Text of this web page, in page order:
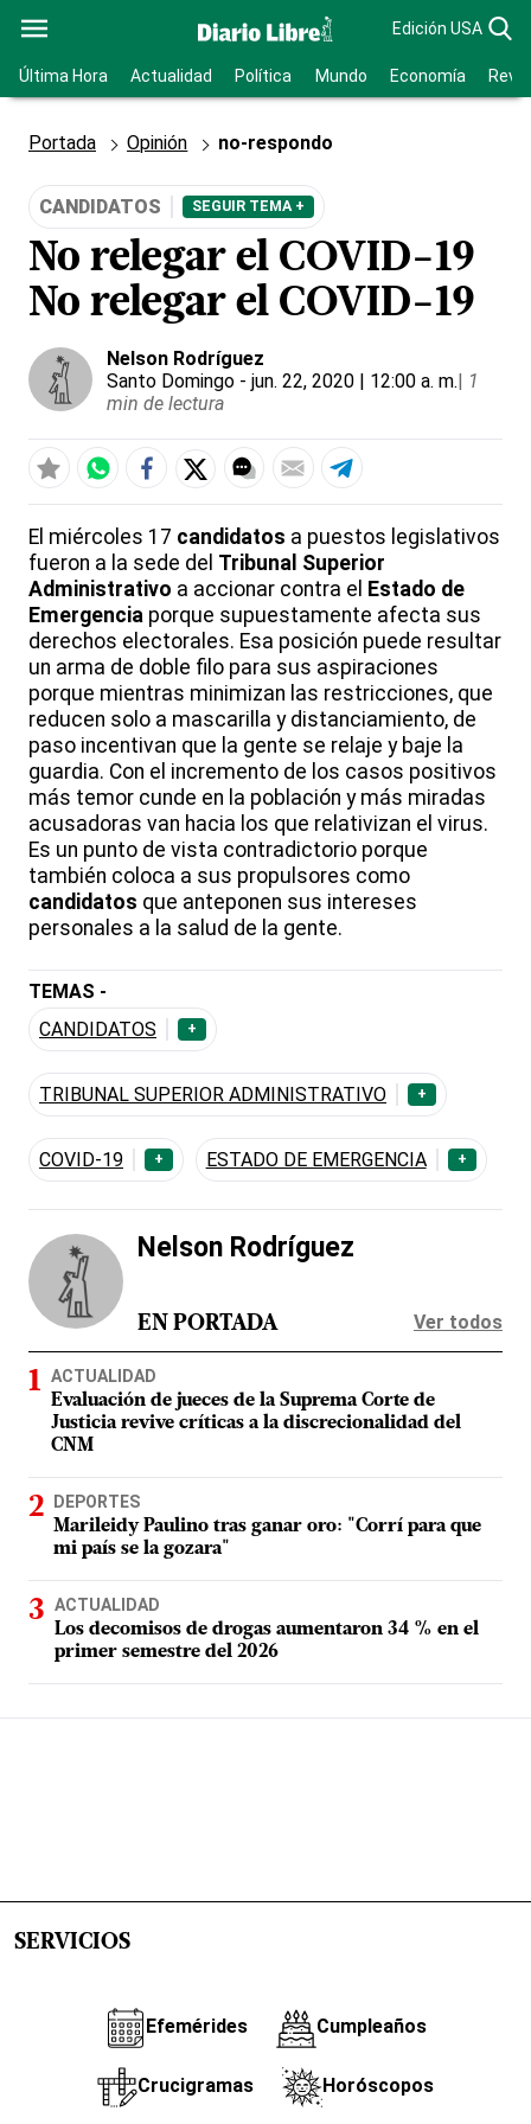
Edición USA
Última Hora Actualidad Política Mundo Economía
Portada Opinión no-respondo
CANDIDATOS SEGUIR TEMA +
No relegar el COVID-19
No relegar el COVID-19
Nelson Rodríguez
Santo Domingo - jun. 22, 2020 | 12:00 a. m.| 1
min de lectura
El miércoles 17 candidatos a puestos legislativos
fueron a la sede del Tribunal Superior
Administrativo a accionar contra el Estado de
Emergencia porque supuestamente afecta sus
derechos electorales. Esa posición puede resultar
un arma de doble filo para sus aspiraciones
porque mientras minimizan las restricciones, que
reducen solo a mascarilla y distanciamiento, de
paso incentivan que la gente se relaje y baje la
guardia. Con el incremento de los casos positivos
más temor cunde en la población y más miradas
acusadoras van hacia los que relativizan el virus.
Es un punto de vista contradictorio porque
también coloca a sus propulsores como
candidatos que anteponen sus intereses
personales a la salud de la gente.
TEMAS -
CANDIDATOS
+
TRIBUNAL SUPERIOR ADMINISTRATIVO +
COVID-19 + ESTADO DE EMERGENCIA +
Nelson Rodríguez
EN PORTADA Ver todos
ACTUALIDAD
Evaluación de jueces de la Suprema Corte de
Justicia revive críticas a la discrecionalidad del
CNM
DEPORTES
Marileidy Paulino tras ganar oro: "Corrí para que
mi país se la gozara"
ACTUALIDAD
Los decomisos de drogas aumentaron 34 % en el
primer semestre del 2026
SERVICIOS
Efemérides Cumpleaños
Crucigramas Horóscopos